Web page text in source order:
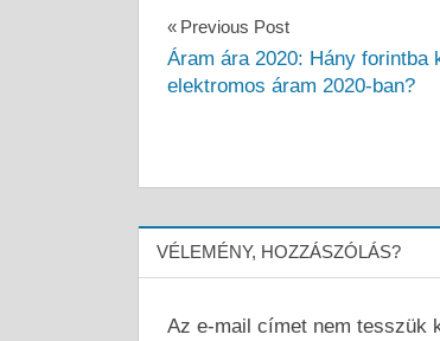
Bejegyzés
navigáció
Previous Post
Áram ára 2020: Hány forintba
elektromos áram 2020-ban?
VÉLEMÉNY, HOZZÁSZÓLÁS?
Az e-mail címet nem tesszük